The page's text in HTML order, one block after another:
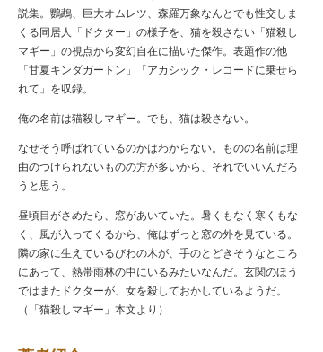
説集。鸚鵡、巨大オムレツ、森羅万象なんとでも性交しま
くる同居人「ドクター」の様子を、猫を殺さない「猫殺し
マギー」の視点から変幻自在に描いた傑作。表題作の他
「甘夏キンダガートン」「アカシック・レコードに乗せら
れて」を収録。
俺の名前は猫殺しマギー。でも、猫は殺さない。
なぜそう呼ばれているのかはわからない。ものの名前は理
由のつけられないものの方が多いから、それでいいんだろ
うと思う。
昼頃目がさめたら、窓があいていた。暑くもなく寒くもな
く、風が入ってくるから、俺はずっと窓の外を見ている。
隣の家に生えているびわの木が、手のとどきそうなところ
にあって、熱帯雨林の中にいるみたいなんだ。玄関のほう
ではまたドクターが、女を殺しておかしているようだ。
（「猫殺しマギー」本文より）